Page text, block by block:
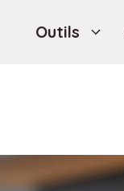
Outils